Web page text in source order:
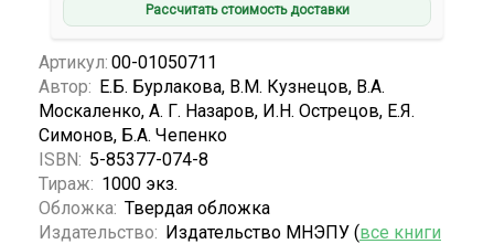
Рассчитать стоимость доставки
Артикул: 00-01050711
Автор: Е.Б. Бурлакова, В.М. Кузнецов, В.А.
Москаленко, А. Г. Назаров, И.Н. Острецов, Е.Я.
Симонов, Б.А. Чепенко
ISBN: 5-85377-074-8
Тираж: 1000 экз.
Обложка: Твердая обложка
Издательство: Издательство МНЭПУ (все книги